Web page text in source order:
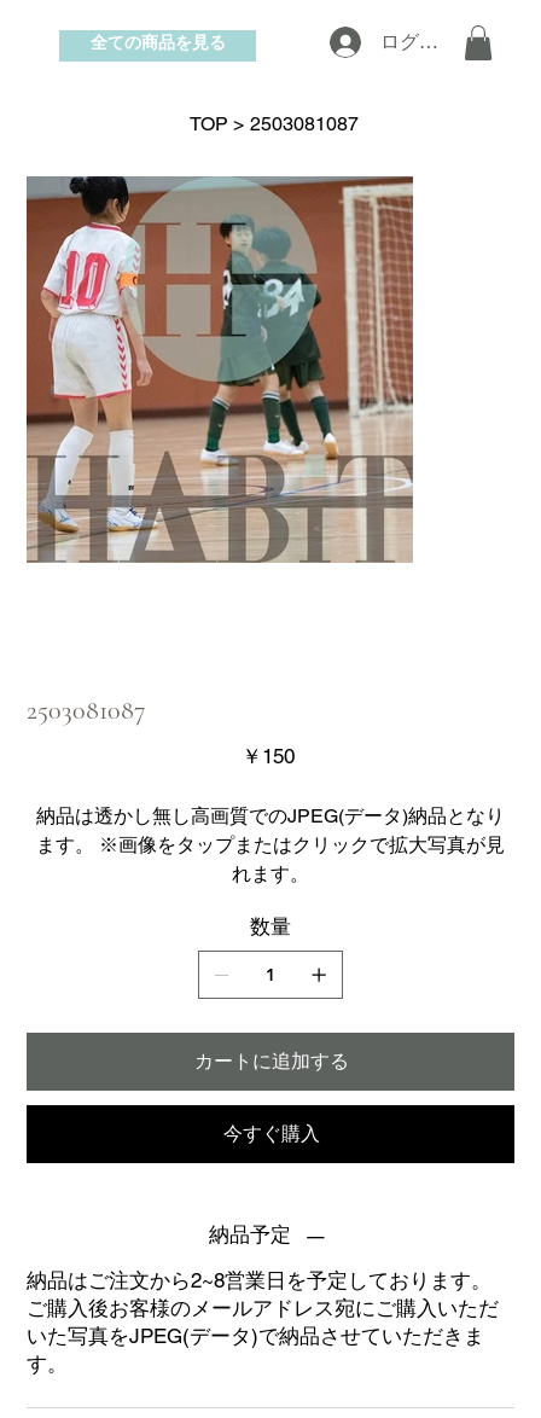
お問い合わせ
ログイン
全ての商品を見る
TOP > 2503081087
2503081087
価
格
￥150
納品は透かし無し高画質でのJPEG(データ)納品となり
ます。 ※画像をタップまたはクリックで拡大写真が見
れます。
数量
カートに追加する
今すぐ購入
納品予定
納品はご注文から2~8営業日を予定しております。
ご購入後お客様のメールアドレス宛にご購入いただ
いた写真をJPEG(データ)で納品させていただきま
す。